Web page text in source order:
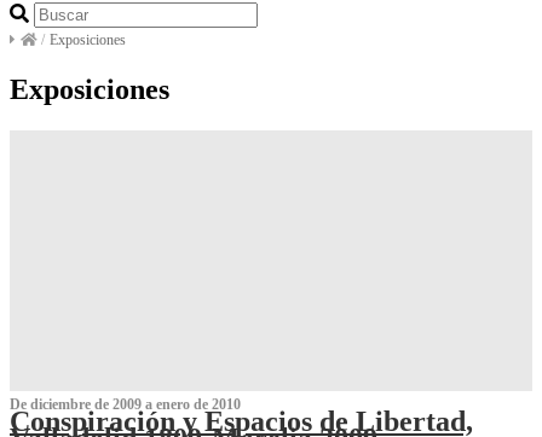
/ Exposiciones
Exposiciones
De diciembre de 2009 a enero de 2010
Conspiración y Espacios de Libertad,